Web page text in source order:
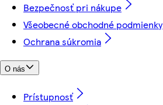
Bezpečnosť pri nákupe
Všeobecné obchodné podmienky
Ochrana súkromia
O nás
Prístupnosť